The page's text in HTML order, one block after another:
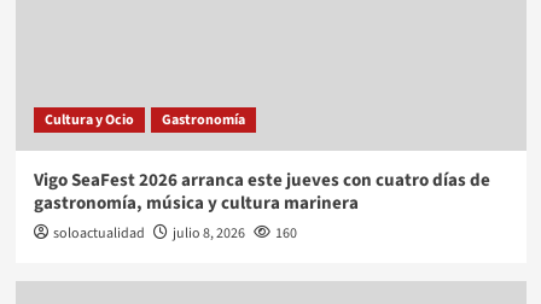
Cultura y Ocio Gastronomía
Vigo SeaFest 2026 arranca este jueves con cuatro días de
gastronomía, música y cultura marinera
soloactualidad julio 8, 2026 160